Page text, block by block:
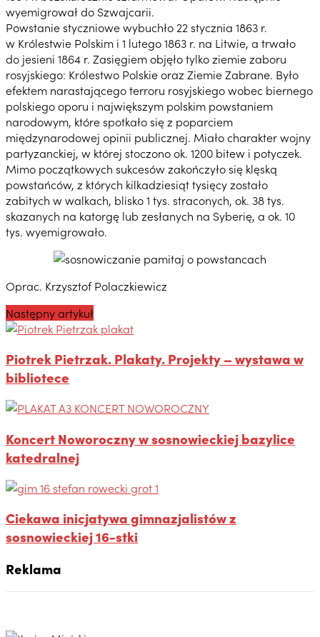
wyemigrował do Szwajcarii.
Powstanie styczniowe wybuchło 22 stycznia 1863 r.
w Królestwie Polskim i 1 lutego 1863 r. na Litwie, a trwało
do jesieni 1864 r. Zasięgiem objęło tylko ziemie zaboru
rosyjskiego: Królestwo Polskie oraz Ziemie Zabrane. Było
efektem narastającego terroru rosyjskiego wobec biernego
polskiego oporu i największym polskim powstaniem
narodowym, które spotkało się z poparciem
międzynarodowej opinii publicznej. Miało charakter wojny
partyzanckiej, w której stoczono ok. 1200 bitew i potyczek.
Mimo początkowych sukcesów zakończyło się klęską
powstańców, z których kilkadziesiąt tysięcy zostało
zabitych w walkach, blisko 1 tys. straconych, ok. 38 tys.
skazanych na katorgę lub zesłanych na Syberię, a ok. 10
tys. wyemigrowało.
Oprac. Krzysztof Polaczkiewicz
Następny artykuł
Piotrek Pietrzak. Plakaty. Projekty – wystawa w
bibliotece
Koncert Noworoczny w sosnowieckiej bazylice
katedralnej
Ciekawa inicjatywa gimnazjalistów z
sosnowieckiej 16-stki
Reklama